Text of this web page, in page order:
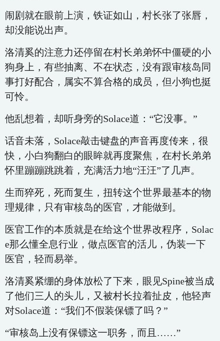
闹剧就在眼前上演，铁证如山，村长张了张唇，
却没能说出声。
洛清奚的注意力还停留在村长弟弟怀中僵硬的小
狗身上，有些抽离、不在状态，没有跟审核岛同
事打好配合，属实不算合格的成员，但小狗也挺
可怜。
他乱想着，却听身旁的Solace道：“它没事。”
话音未落，Solace敲击键盘的声音再度传来，很
快，小白狗翻白的眼眸就再度聚焦，在村长弟弟
怀里蹦蹦跳跳着，充满活力地“汪汪”了几声。
生而猝死，死而复生，扭转这个世界最基本的物
理规律，只有审核岛的医官，才能做到。
医官工作的本质就是在给这个世界改程序，Solac
e那么懂全息行业，做点医官的活儿，伪装一下
医官，轻而易举。
洛清奚紧绷的身体放松了下来，眼见Spine被当成
了他们三人的头儿，又被村长拉着扯皮，他轻声
对Solace道：“我们不假装保镖了吗？”
“审核岛上没有保镖这一职务，而且……”